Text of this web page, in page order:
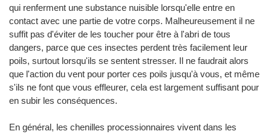
qui renferment une substance nuisible lorsqu'elle entre en
contact avec une partie de votre corps. Malheureusement il ne
suffit pas d'éviter de les toucher pour être à l'abri de tous
dangers, parce que ces insectes perdent très facilement leur
poils, surtout lorsqu'ils se sentent stresser. Il ne faudrait alors
que l'action du vent pour porter ces poils jusqu'à vous, et même
s'ils ne font que vous effleurer, cela est largement suffisant pour
en subir les conséquences.
En général, les chenilles processionnaires vivent dans les